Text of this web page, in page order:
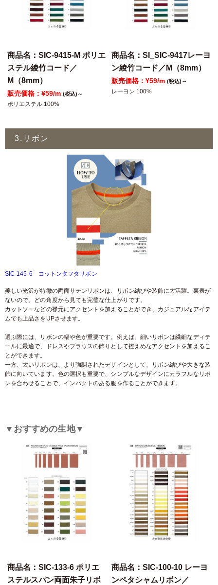
商品名：SIC-9415-M ポリエ
ステル綾竹コード／
M（8mm）
販売価格：¥59/m (税込)～
ポリエステル 100%
商品名：SI_SIC-9417レーヨ
ン綾竹コード／M（8mm）
販売価格：¥59/m (税込)～
レーヨン 100%
3.リボン
SIC-145-6 コットンタフタリボン
美しい光沢が特徴の両面サテンリボンは、リボン結びや装飾に大活躍。裏表が
ないので、どの角度から見ても完璧な仕上がりです。
カットソーなどの襟元にアクセントを加えることができ、カジュアルなアイテ
ムでも上品さをUPさせます。
選ぶ際には、リボンの幅や色が重要です。例えば、細いリボンは繊細なディテ
ールに最適で、ドレスやブラウスの飾りとして控えめなアクセントを加えるこ
とができます。
一方、太いリボンは、より強調されたデザインとして、リボン結びや大きな装
飾に向いています。色の選択も重要で、シンプルなデザインにカラフルなリボ
ンを合わせることで、インパクトのある服を作ることができます。
▼おすすめの生地▼
商品名：SIC-133-6 ポリエ
ステルスパン両面朱子リボ
商品名：SIC-100-10 レーヨ
ンペタシャムリボン／